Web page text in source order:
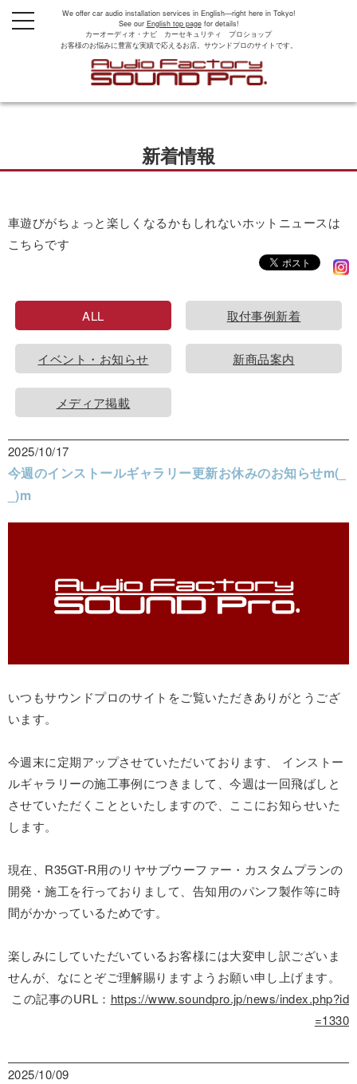
We offer car audio installation services in English—right here in Tokyo!
See our English top pagefor details!
カーオーディオ・ナビ カーセキュリティ プロショップ
お客様のお悩みに豊富な実績で応えるお店。サウンドプロのサイトです。
t
o
a
i
新着情報
車遊びがちょっと楽しくなるかもしれないホットニュースは
こちらです
ALL 取付事例新着
イベント・お知らせ 新商品案内
メディア掲載
2025/10/17
今週のインストールギャラリー更新お休みのお知らせm(_
_)m
いつもサウンドプロのサイトをご覧いただきありがとうござ
います。
今週末に定期アップさせていただいております、 インストー
ルギャラリーの施工事例につきまして、今週は一回飛ばしと
させていただくことといたしますので、ここにお知らせいた
します。
現在、R35GT-R用のリヤサブウーファー・カスタムプランの
開発・施工を行っておりまして、告知用のパンフ製作等に時
間がかかっているためです。
楽しみにしていただいているお客様には大変申し訳ございま
せんが、なにとぞご理解賜りますようお願い申し上げます。
この記事のURL： https://www.soundpro.jp/news/index.php?id
=1330
2025/10/09